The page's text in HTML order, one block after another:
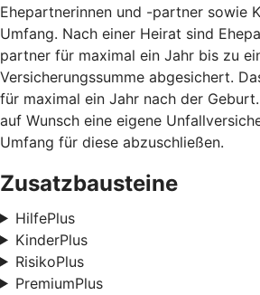
Ehepartnerinnen und -partner sowie
Umfang. Nach einer Heirat sind
partner für maximal ein Jahr bis zu
Versicherungssumme abgesichert.
für maximal ein Jahr nach der
auf Wunsch eine eigene
Umfang für diese abzuschließen.
Zusatzbausteine
HilfePlus
KinderPlus
RisikoPlus
PremiumPlus